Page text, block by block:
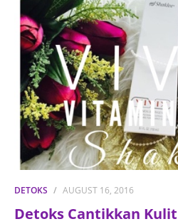
DETOKS AUGUST 16, 2016
Detoks Cantikkan